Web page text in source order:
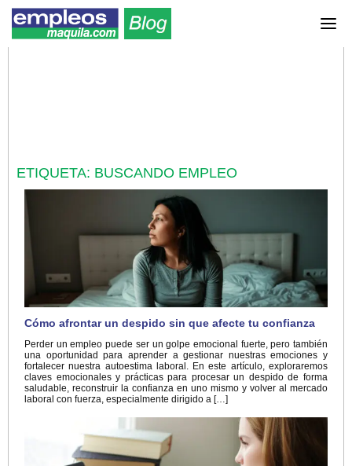
ETIQUETA: BUSCANDO EMPLEO
Cómo afrontar un despido sin que afecte tu confianza
Perder un empleo puede ser un golpe emocional fuerte, pero también
una oportunidad para aprender a gestionar nuestras emociones y
fortalecer nuestra autoestima laboral. En este artículo, exploraremos
claves emocionales y prácticas para procesar un despido de forma
saludable, reconstruir la confianza en uno mismo y volver al mercado
laboral con fuerza, especialmente dirigido a […]